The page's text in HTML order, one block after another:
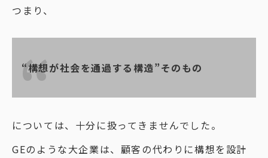
つまり、
“構想が社会を通過する構造”そのもの
については、十分に扱ってきませんでした。
GEのような大企業は、顧客の代わりに構想を設計